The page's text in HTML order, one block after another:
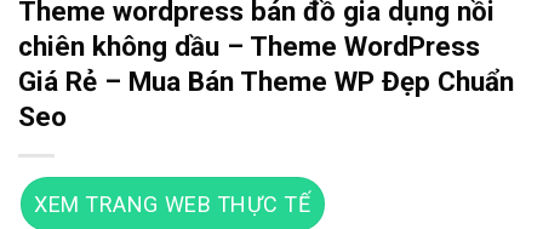
Theme wordpress bán đồ gia dụng nồi
chiên không dầu – Theme WordPress
Giá Rẻ – Mua Bán Theme WP Đẹp Chuẩn
Seo
XEM TRANG WEB THỰC TẾ